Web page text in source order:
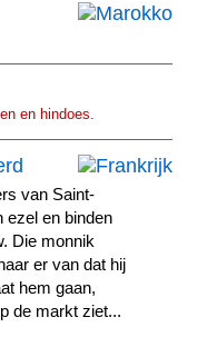
en hindoes.
van Saint-
ezel en binden
Die monnik
er van dat hij
hem gaan,
de markt ziet...